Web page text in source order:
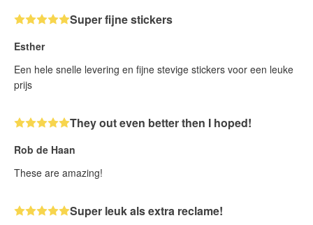
Super fijne stickers
Esther
Een hele snelle levering en fijne stevige stickers voor een leuke
prijs
They out even better then I hoped!
Rob de Haan
These are amazing!
Super leuk als extra reclame!